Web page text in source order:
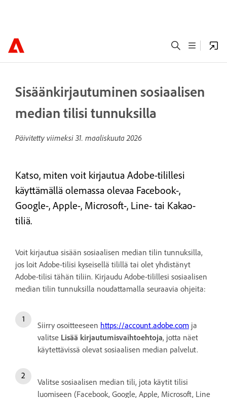
Sisäänkirjautuminen sosiaalisen
median tilisi tunnuksilla
Päivitetty viimeksi 31. maaliskuuta 2026
Katso, miten voit kirjautua Adobe-tilillesi
käyttämällä olemassa olevaa Facebook-,
Google-, Apple-, Microsoft-, Line- tai Kakao-
tiliä.
Voit kirjautua sisään sosiaalisen median tilin tunnuksilla,
jos loit Adobe-tilisi kyseisellä tilillä tai olet yhdistänyt
Adobe-tilisi tähän tiliin. Kirjaudu Adobe-tilillesi sosiaalisen
median tilin tunnuksilla noudattamalla seuraavia ohjeita:
Siirry osoitteeseen https://account.adobe.com ja
valitse Lisää kirjautumisvaihtoehtoja, jotta näet
käytettävissä olevat sosiaalisen median palvelut.
Valitse sosiaalisen median tili, jota käytit tilisi
luomiseen (Facebook, Google, Apple, Microsoft, Line